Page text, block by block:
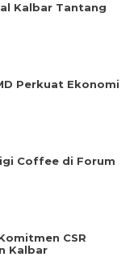
Kalbar Tantang
Perkuat Ekonomi
Coffee di Forum
CSR
Kalbar